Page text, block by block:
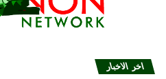
اخر الاخبار